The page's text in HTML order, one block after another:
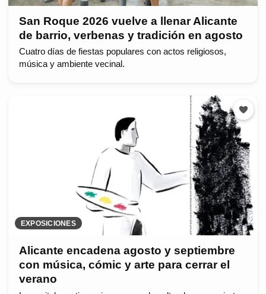
San Roque 2026 vuelve a llenar Alicante
de barrio, verbenas y tradición en agosto
Cuatro días de fiestas populares con actos religiosos,
música y ambiente vecinal.
EXPOSICIONES
Alicante encadena agosto y septiembre
con música, cómic y arte para cerrar el
verano